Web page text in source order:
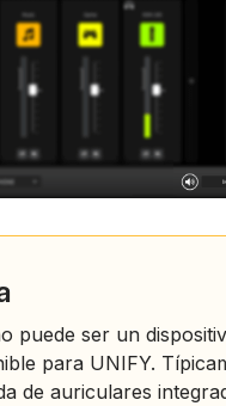
puede ser un
para UNIFY.
de auriculares